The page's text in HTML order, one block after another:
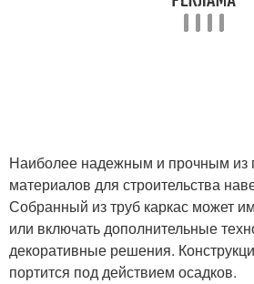
Наиболее надежным и прочным из
материалов для строительства
Собранный из труб каркас может
или включать дополнительные
декоративные решения.
портится под действием осадков.